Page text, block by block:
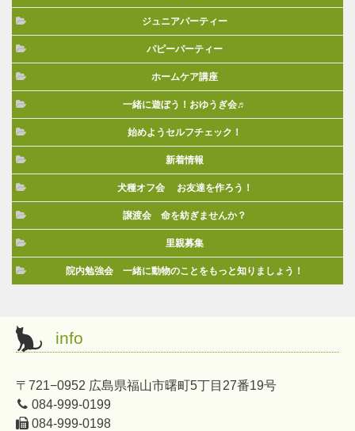
ジュニアパーティー
パピーパーティー
ホームケア講座
一緒に遊ぼう！おゆうぎ会♬
始めようセルフチェック！
新着情報
犬種オフ会 お友達を作ろう！
譲渡会 命を紡ぎませんか？
里親募集
院内勉強会 一緒に動物のことをもっと知りましょう！
info
〒721−0952 広島県福山市曙町5丁目27番19号
084-999-0199
084-999-0198